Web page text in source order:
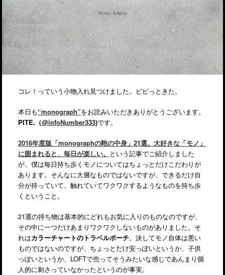
コレ！っていう小物入れ見つけました。ビビっときた。
本日も“monograph”をお読みいただきありがとうございます。
PITE.（@infoNumber333)です。
2016年度版「monographの鞄の中身」21選。大好きな「モノ」
に囲まれると、毎日が楽しい。 という記事でご紹介しました
が、僕は毎日持ち歩くモノについてはちょっとだけこだわりが
あります。そんなに大層なものではないですが、できるだけ自
分が持っていて、触れていてワクワクするようなものを持ち歩
くということ。
21選の持ち物は基本的にどれもお気に入りのものなのですが、
その中に一つだけあまりワクワクしないものがありました。そ
れはカラーチャートのトラベルポーチ。決してモノ自体は悪い
ものではないのですが、ちょっとだけ安っぽいというか、子供
っぽいというか、LOFTで売ってそうみたいな感じであんまり個
人的に刺さっていなかったというのが事実。